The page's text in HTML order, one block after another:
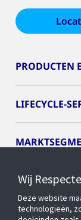
PRODUCTEN
LIFECYCLE-
CYBER
Wij
Deze website
technologieën,